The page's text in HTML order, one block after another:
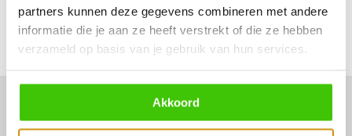
partners kunnen deze gegevens combineren met andere
informatie die je aan ze heeft verstrekt of die ze hebben
verzameld op basis van je gebruik van hun services.
Akkoord
Delen